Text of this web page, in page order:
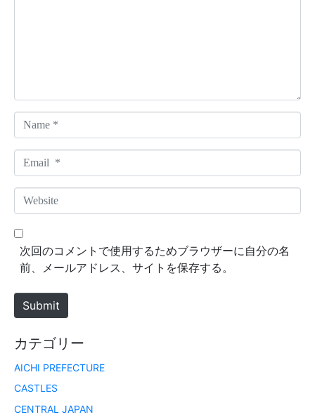
a
m
*
m
a
*
W
e
b
e
次回のコメントで使用するためブラウザーに自分の名
前、メールアドレス、サイトを保存する。
Submit
カテゴリー
AICHI PREFECTURE
CASTLES
CENTRAL JAPAN